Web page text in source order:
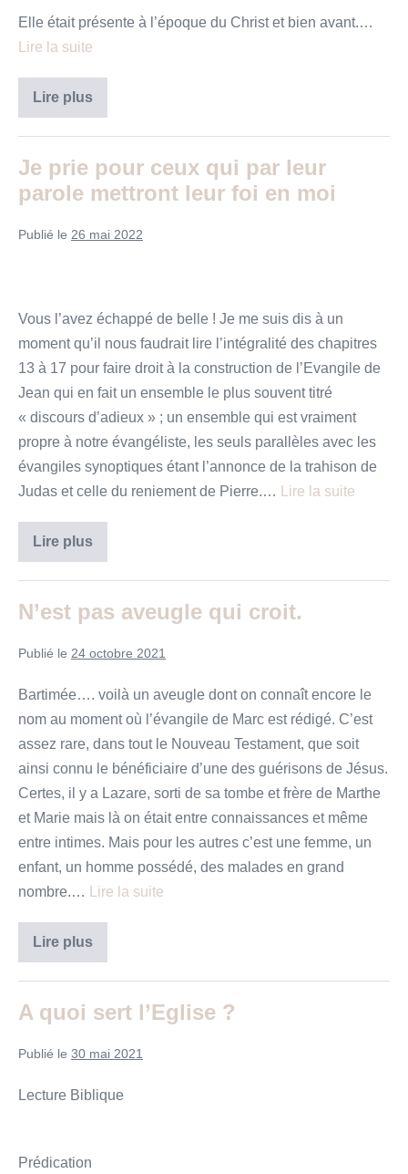
Elle était présente à l’époque du Christ et bien avant.…
Lire la suite
Lire plusJésus
lépreux
Je prie pour ceux qui par leur
parole mettront leur foi en moi
Publié le 26 mai 2022
Vous l’avez échappé de belle ! Je me suis dis à un
moment qu’il nous faudrait lire l’intégralité des chapitres
13 à 17 pour faire droit à la construction de l’Evangile de
Jean qui en fait un ensemble le plus souvent titré
« discours d’adieux » ; un ensemble qui est vraiment
propre à notre évangéliste, les seuls parallèles avec les
évangiles synoptiques étant l’annonce de la trahison de
Judas et celle du reniement de Pierre.…
Lire la suite
Lire plusJe
ceux
par
mettront
en
moi
N’est pas aveugle qui croit.
Publié le 24 octobre 2021
Bartimée…. voilà un aveugle dont on connaît encore le
nom au moment où l’évangile de Marc est rédigé. C’est
assez rare, dans tout le Nouveau Testament, que soit
ainsi connu le bénéficiaire d’une des guérisons de Jésus.
Certes, il y a Lazare, sorti de sa tombe et frère de Marthe
et Marie mais là on était entre connaissances et même
entre intimes. Mais pour les autres c’est une femme, un
enfant, un homme possédé, des malades en grand
nombre.…
Lire la suite
Lire plusN’est
qui
A quoi sert l’Eglise ?
Publié le 30 mai 2021
Lecture Biblique
Prédication